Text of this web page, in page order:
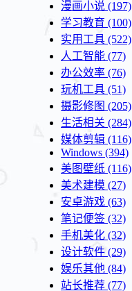
漫画小说 (197)
学习教育 (100)
实用工具 (522)
人工智能 (77)
办公效率 (76)
玩机工具 (51)
摄影修图 (205)
生活相关 (284)
媒体剪辑 (116)
Windows (394)
美图壁纸 (116)
美术建模 (27)
安卓游戏 (63)
笔记便签 (32)
手机美化 (32)
设计软件 (29)
娱乐其他 (84)
站长推荐 (77)